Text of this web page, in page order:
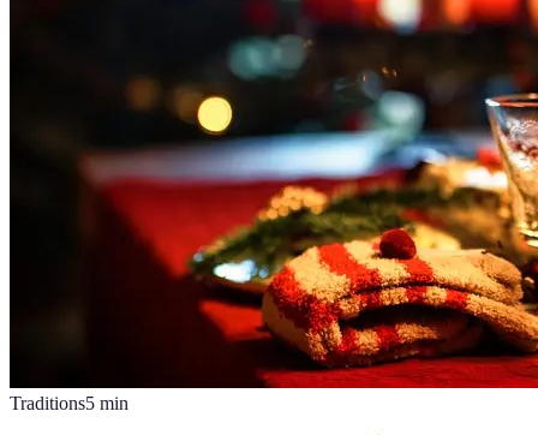
Traditions5 min